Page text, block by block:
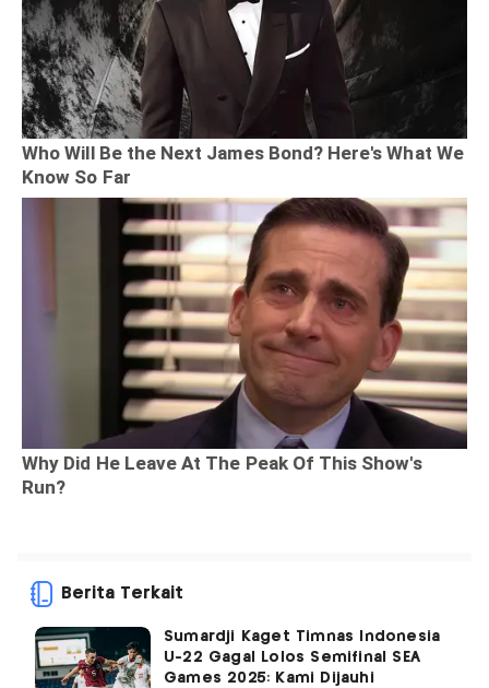
Berita Terkait
Sumardji Kaget Timnas Indonesia
U-22 Gagal Lolos Semifinal SEA
Games 2025: Kami Dijauhi